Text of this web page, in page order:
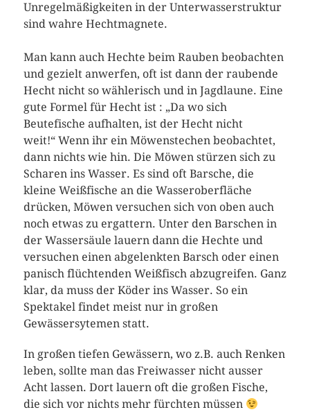
Unregelmäßigkeiten in der Unterwasserstruktur
sind wahre Hechtmagnete.
Man kann auch Hechte beim Rauben beobachten
und gezielt anwerfen, oft ist dann der raubende
Hecht nicht so wählerisch und in Jagdlaune. Eine
gute Formel für Hecht ist : „Da wo sich
Beutefische aufhalten, ist der Hecht nicht
weit!“ Wenn ihr ein Möwenstechen beobachtet,
dann nichts wie hin. Die Möwen stürzen sich zu
Scharen ins Wasser. Es sind oft Barsche, die
kleine Weißfische an die Wasseroberfläche
drücken, Möwen versuchen sich von oben auch
noch etwas zu ergattern. Unter den Barschen in
der Wassersäule lauern dann die Hechte und
versuchen einen abgelenkten Barsch oder einen
panisch flüchtenden Weißfisch abzugreifen. Ganz
klar, da muss der Köder ins Wasser. So ein
Spektakel findet meist nur in großen
Gewässersytemen statt.
In großen tiefen Gewässern, wo z.B. auch Renken
leben, sollte man das Freiwasser nicht ausser
Acht lassen. Dort lauern oft die großen Fische,
die sich vor nichts mehr fürchten müssen